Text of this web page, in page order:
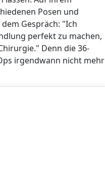
Posen und
Gespräch: "Ich
perfekt zu machen,
Denn die 36-
irgendwann nicht mehr